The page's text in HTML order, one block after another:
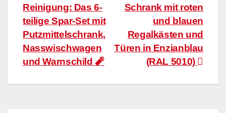
Schrank mit roten
und blauen
Regalkästen und
Türen in Enzianblau
(RAL 5010)
Reinigung: Das 6-
teilige Spar-Set mit
Putzmittelschrank,
Nasswischwagen
und Warnschild 🧨